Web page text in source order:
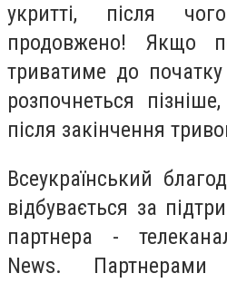
укритті, після
продовжено! Якщо
триватиме до
розпочнеться
після закінчення
Всеукраїнський
відбувається за
партнера -
News.